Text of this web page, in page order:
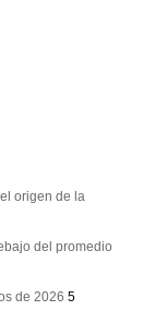
origen de la
del promedio
de 2026 5